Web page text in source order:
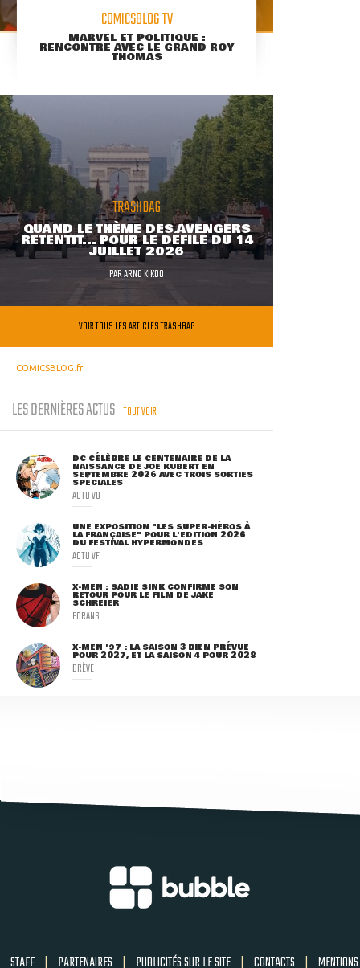
COMICSBLOG TV
MARVEL ET POLITIQUE :
RENCONTRE AVEC LE GRAND ROY
THOMAS
TRASHBAG
QUAND LE THÈME DES AVENGERS
RETENTIT... POUR LE DÉFILÉ DU 14
JUILLET 2026
PARARNO KIKOO
VOIR TOUS LES ARTICLES TRASHBAG
COMICSBLOG.fr
LES DERNIÈRES ACTUS TOUT VOIR
DC CÉLÈBRE LE CENTENAIRE DE LA
NAISSANCE DE JOE KUBERT EN
SEPTEMBRE 2026 AVEC TROIS SORTIES
SPÉCIALES
ACTU VO
UNE EXPOSITION "LES SUPER-HÉROS À
LA FRANÇAISE" POUR L'ÉDITION 2026
DU FESTIVAL HYPERMONDES
ACTU VF
X-MEN : SADIE SINK CONFIRME SON
RETOUR POUR LE FILM DE JAKE
SCHREIER
ECRANS
X-MEN '97 : LA SAISON 3 BIEN PRÉVUE
POUR 2027, ET LA SAISON 4 POUR 2028
BRÈVE
STAFF | PARTENAIRES | PUBLICITÉS SUR LE SITE | CONTACTS | MENTIONS